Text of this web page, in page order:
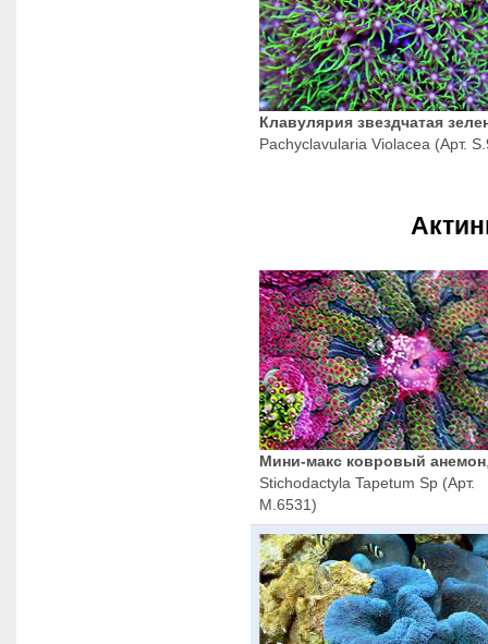
Клавулярия звездчатая
Pachyclavularia Violacea (Арт.
Мини-макс ковровый анемон
Stichodactyla Tapetum Sp (Арт.
M.6531)